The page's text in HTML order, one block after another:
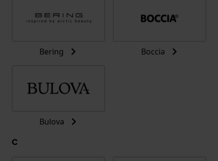
Bering Boccia
Bulova
C